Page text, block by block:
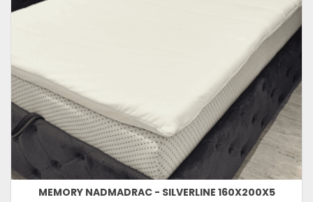
MEMORY NADMADRAC - SILVERLINE 160X200X5